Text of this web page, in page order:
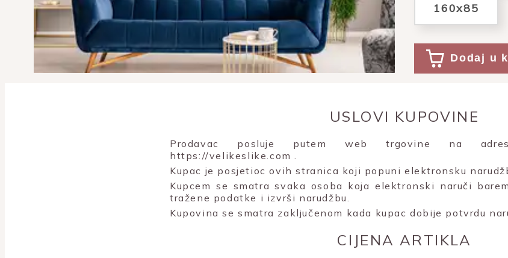
160x85
Dodaj u
USLOVI KUPOVINE
Prodavac posluje putem web trgovine na
https://velikeslike.com
Kupac je posjetioc ovih stranica koji popuni elektronsku
Kupcem se smatra svaka osoba koja elektronski naruči
tražene podatke i izvrši narudžbu.
Kupovina se smatra zaključenom kada kupac dobije potvrdu
CIJENA ARTIKLA